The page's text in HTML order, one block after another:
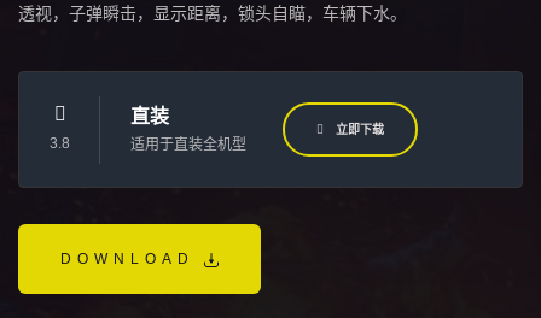
透视，子弹瞬击，显示距离，锁头自瞄，车辆下水。
3.8
直装
适用于直装全机型
立即下载
DOWNLOAD